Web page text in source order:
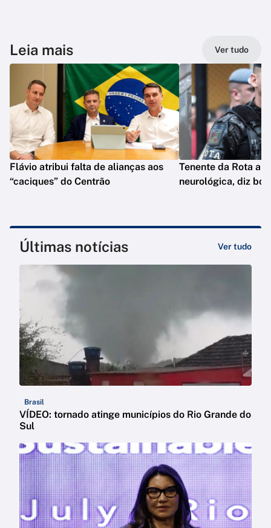
Leia mais Ver tudo
Flávio atribui falta de alianças aos
“caciques” do Centrão
Tenente da Rota
neurológica, diz
Últimas notícias Ver tudo
Brasil
VÍDEO: tornado atinge municípios do Rio Grande do
Sul